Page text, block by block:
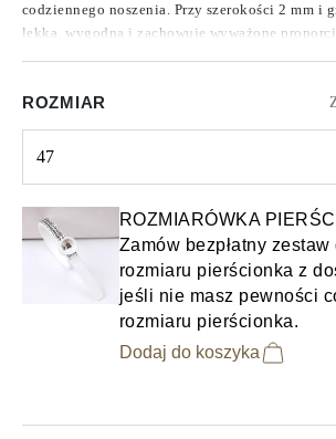
codziennego noszenia. Przy szerokości 2 mm i
lekka, wygodna i zachowuje wyważone
ROZMIAR
47
ROZMIARÓWKA
Zamów bezpłatny zestaw
rozmiaru pierścionka z
jeśli nie masz pewności
rozmiaru pierścionka.
Dodaj do koszyka